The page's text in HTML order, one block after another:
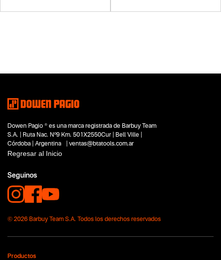
Dowen Pagio ® es una marca registrada de Barbuy Team
S.A. | Ruta Nac. Nº9 Km. 501X2550Cur | Bell Ville |
Córdoba | Argentina | ventas@btatools.com.ar
Regresar al Inicio
Seguinos
© 2026 Barbuy Team S.A. Todos los derechos reservados
Productos